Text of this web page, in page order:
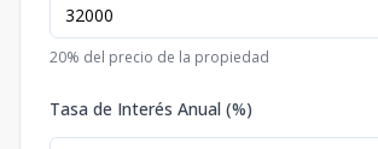
20% del precio de la propiedad
Tasa de Interés Anual (%)